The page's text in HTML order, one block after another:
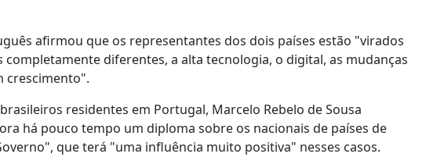
afirmou que os representantes dos dois países estão "virados
diferentes, a alta tecnologia, o digital, as mudanças
crescimento".
residentes em Portugal, Marcelo Rebelo de Sousa
há pouco tempo um diploma sobre os nacionais de países de
que terá "uma influência muito positiva" nesses casos.